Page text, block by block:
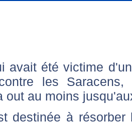
avait été victime
les
out au moins
destinée à